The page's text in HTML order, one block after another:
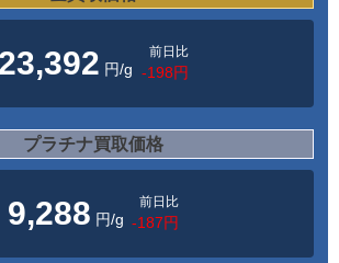
23,392 円/g
前日比
-198円
プラチナ買取価格
9,288 円/g
前日比
-187円